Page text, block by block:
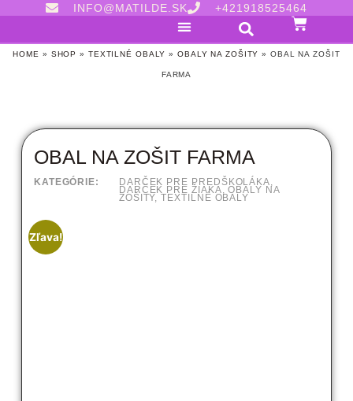
INFO@MATILDE.SK +421918525464
HOME » SHOP » TEXTILNÉ OBALY » OBALY NA ZOŠITY »OBAL NA ZOŠIT
FARMA
OBAL NA ZOŠIT FARMA
KATEGÓRIE: DARČEK PRE PREDŠKOLÁKA,
DARČEK PRE ŽIAKA,OBALY NA
ZOŠITY,TEXTILNÉ OBALY
Zľava!